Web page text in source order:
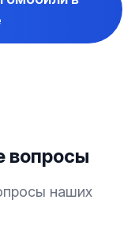
вопросы
наших